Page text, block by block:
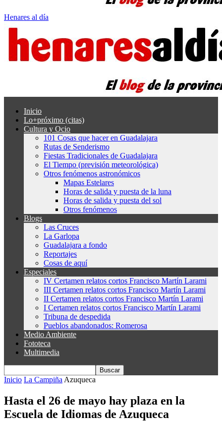
Henares al día
Inicio
Lo+próximo (citas)
Cultura y Ocio
101 Cosas que hacer en Guadalajara
Rutas de Senderismo
Fiestas Tradicionales de Guadalajara
El Tiempo (previsión meteorológica)
Otros fenómenos astronómicos
Mapas Estelares
Horas de salida y puesta de la luna
Horas de salida y puesta del sol
Otros fenómenos
Blogs
Las Cruces
La Garlopa
Guadalajara a fondo
Reportajes
Cosas de aquí
Especiales
IV Certamen relatos cortos Francisco Martín Larami
III Certamen relatos cortos Francisco Martín Larami
II Certamen relatos cortos Francisco Martín Larami
I Certamen relatos cortos Francisco Martín Larami
Tribuna de despedida
Pueblos abandonados: Romerosa
Medio Ambiente
Fototeca
Multimedia
Inicio La Campiña Azuqueca
Hasta el 26 de mayo hay plaza en la
Escuela de Idiomas de Azuqueca